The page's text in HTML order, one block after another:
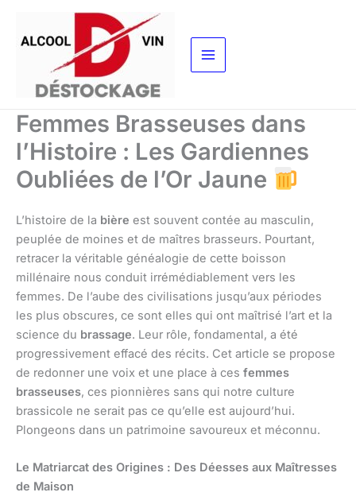
contenu
Femmes Brasseuses dans
l’Histoire : Les Gardiennes
Oubliées de l’Or Jaune
L’histoire de la bière est souvent contée au masculin,
peuplée de moines et de maîtres brasseurs. Pourtant,
retracer la véritable généalogie de cette boisson
millénaire nous conduit irrémédiablement vers les
femmes. De l’aube des civilisations jusqu’aux périodes
les plus obscures, ce sont elles qui ont maîtrisé l’art et la
science du brassage. Leur rôle, fondamental, a été
progressivement effacé des récits. Cet article se propose
de redonner une voix et une place à ces femmes
brasseuses, ces pionnières sans qui notre culture
brassicole ne serait pas ce qu’elle est aujourd’hui.
Plongeons dans un patrimoine savoureux et méconnu.
Le Matriarcat des Origines : Des Déesses aux Maîtresses
de Maison